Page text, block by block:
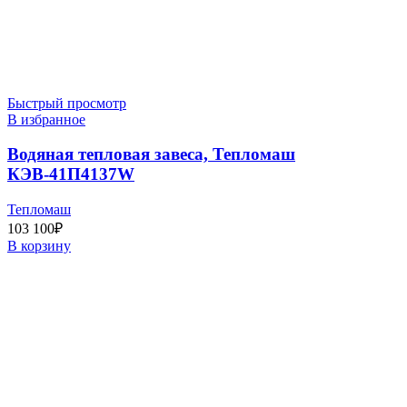
Быстрый просмотр
В избранное
Водяная тепловая завеса, Тепломаш
КЭВ-41П4137W
Тепломаш
103 100₽
В корзину